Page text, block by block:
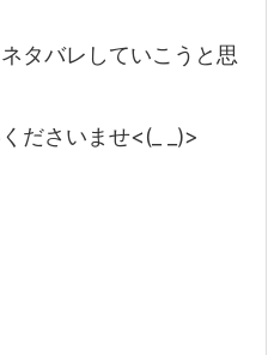
タバレしていこうと思
ださいませ<(_ _)>